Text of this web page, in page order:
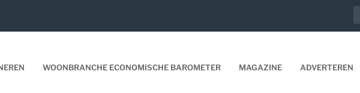
WOONBRANCHE ECONOMISCHE BAROMETER MAGAZINE ADVERTEREN